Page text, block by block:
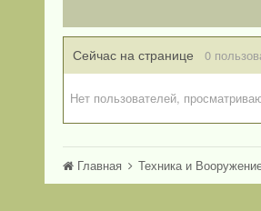
Сейчас на странице 0
Нет пользователей,
Главная Техника и